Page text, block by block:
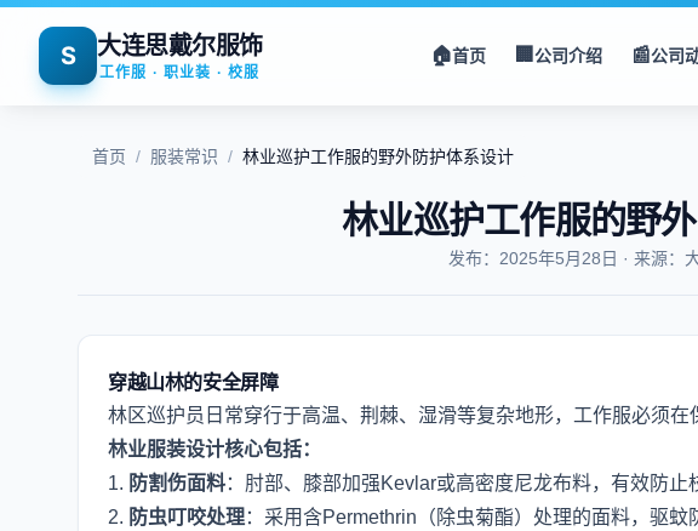
S 大连思戴尔服饰
工作服 · 职业装 · 校服
🏠首页 🏢公司介绍 📰公司
首页 / 服装常识 / 林业巡护工作服的野外防护体系设计
林业巡护工作服的野
发布：2025年5月28日 · 来源：
穿越山林的安全屏障
林区巡护员日常穿行于高温、荆棘、湿滑等复杂地形，工作服必须在
林业服装设计核心包括：
1. 防割伤面料：肘部、膝部加强Kevlar或高密度尼龙布料，有效防止
2. 防虫叮咬处理：采用含Permethrin（除虫菊酯）处理的面料，驱蚊